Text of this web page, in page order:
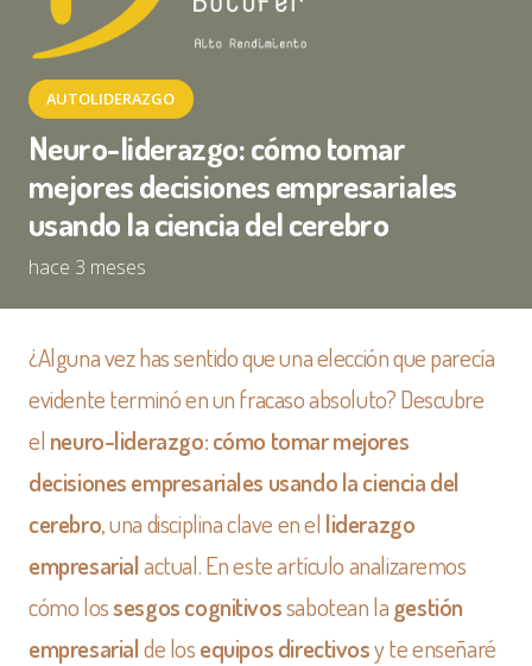
AUTOLIDERAZGO
Neuro-liderazgo: cómo tomar
mejores decisiones empresariales
usando la ciencia del cerebro
hace 3 meses
¿Alguna vez has sentido que una elección que parecía
evidente terminó en un fracaso absoluto? Descubre
el neuro-liderazgo: cómo tomar mejores
decisiones empresariales usando la ciencia del
cerebro, una disciplina clave en el liderazgo
empresarialactual. En este artículo analizaremos
cómo lossesgos cognitivossabotean lagestión
empresarialde losequipos directivosy te enseñaré